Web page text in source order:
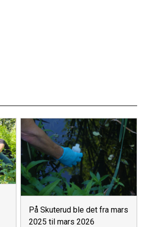
På Skuterud ble det fra mars
2025 til mars 2026